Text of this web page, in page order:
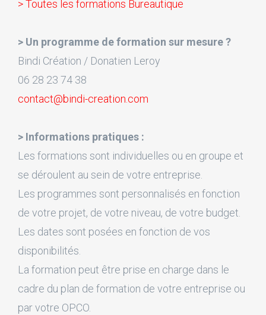
> Toutes les formations Bureautique
> Un programme de formation sur mesure ?
Bindi Création / Donatien Leroy
06 28 23 74 38
contact@bindi-creation.com
> Informations pratiques :
Les formations sont individuelles ou en groupe et
se déroulent au sein de votre entreprise.
Les programmes sont personnalisés en fonction
de votre projet, de votre niveau, de votre budget.
Les dates sont posées en fonction de vos
disponibilités.
La formation peut être prise en charge dans le
cadre du plan de formation de votre entreprise ou
par votre OPCO.